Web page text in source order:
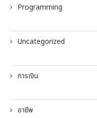
Programming
Uncategorized
การเงิน
อาชีพ